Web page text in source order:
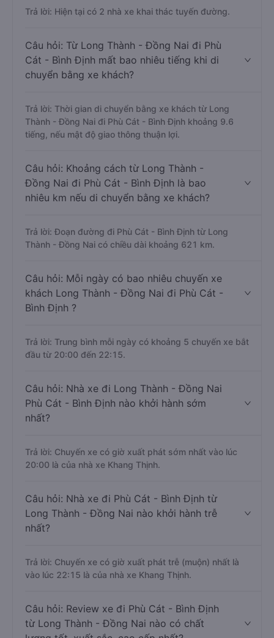
Trả lời: Hiện tại có 2 nhà xe khai thác tuyến đường.
Câu hỏi: Từ Long Thành - Đồng Nai đi Phù
Cát - Bình Định mất bao nhiêu tiếng khi di
chuyển bằng xe khách?
Trả lời: Thời gian di chuyển bằng xe khách từ Long
Thành - Đồng Nai đi Phù Cát - Bình Định khoảng 9.6
tiếng, nếu mật độ giao thông thuận lợi.
Câu hỏi: Khoảng cách từ Long Thành -
Đồng Nai đi Phù Cát - Bình Định là bao
nhiêu km nếu di chuyển bằng xe khách?
Trả lời: Đoạn đường đi Phù Cát - Bình Định từ Long
Thành - Đồng Nai có chiều dài khoảng 621 km.
Câu hỏi: Mỗi ngày có bao nhiêu chuyến xe
khách Long Thành - Đồng Nai đi Phù Cát -
Bình Định ?
Trả lời: Trung bình mỗi ngày có khoảng 5 chuyến xe bắt
đầu từ 20:00 đến 22:15.
Câu hỏi: Nhà xe đi Long Thành - Đồng Nai
Phù Cát - Bình Định nào khởi hành sớm
nhất?
Trả lời: Chuyến xe có giờ xuất phát sớm nhất vào lúc
20:00 là của nhà xe Khang Thịnh.
Câu hỏi: Nhà xe đi Phù Cát - Bình Định từ
Long Thành - Đồng Nai nào khởi hành trễ
nhất?
Trả lời: Chuyến xe có giờ xuất phát trễ (muộn) nhất là
vào lúc 22:15 là của nhà xe Khang Thịnh.
Câu hỏi: Review xe đi Phù Cát - Bình Định
từ Long Thành - Đồng Nai nào có chất